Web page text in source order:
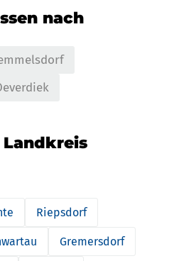
nach
Riepsdorf
Gremersdorf